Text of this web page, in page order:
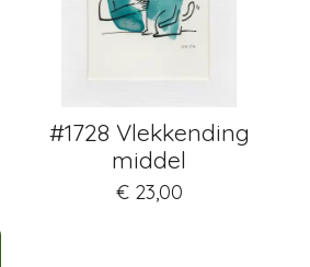
#1728 Vlekkending
middel
€ 23,00